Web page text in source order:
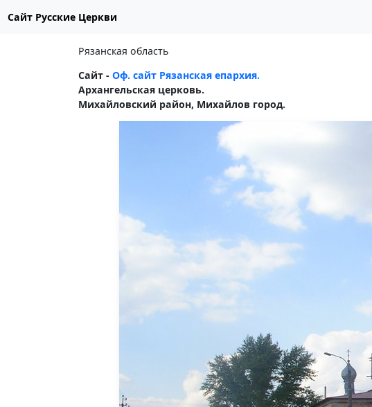
Сайт Русские Церкви
Рязанская область
Сайт - Оф. сайт Рязанская епархия.
Архангельская церковь.
Михайловский район, Михайлов город.